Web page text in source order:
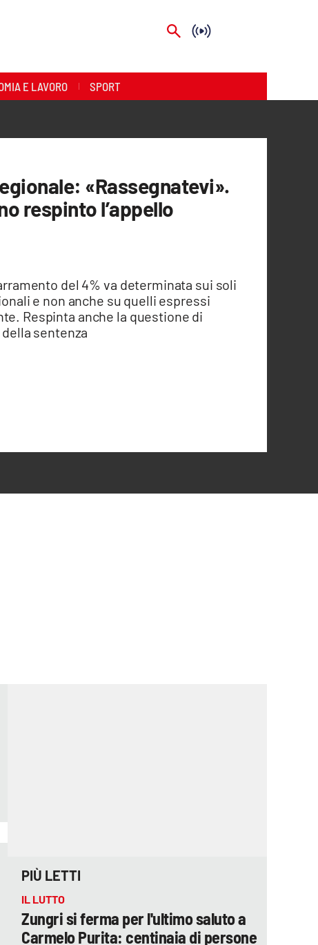
E LAVORO SPORT
«Rassegnatevi».
respinto l’appello
del 4% va determinata sui soli
e non anche su quelli espressi
Respinta anche la questione di
sentenza
PIÙ LETTI
IL LUTTO
Zungri si ferma per l'ultimo saluto a
Carmelo Purita: centinaia di persone